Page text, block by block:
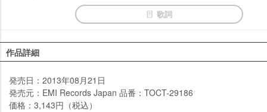
歌詞
作品詳細
発売日：2013年08月21日
発売元：EMI Records Japan 品番：TOCT-29186
価格：3,143円（税込）